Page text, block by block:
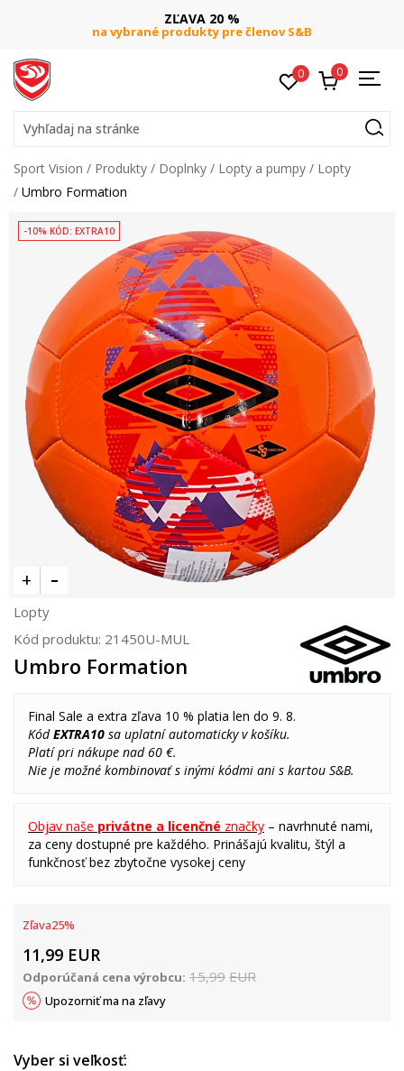
ZĽAVA 20 %
na vybrané produkty pre členov S&B
0 0
Vyhľadaj na stránke
Sport Vision Produkty Doplnky Lopty a pumpy
Lopty
Umbro Formation
-10% KÓD: EXTRA10
Lopty
Kód produktu: 21450U-MUL
Umbro Formation
Final Sale a extra zľava 10 % platia len do 9. 8.
KódEXTRA10 sa uplatní automaticky v košíku.
Platí pri nákupe nad 60 €.
Nie je možné kombinovať s inými kódmi ani s kartou S&B.
Objav naše privátne a licenčné značky – navrhnuté nami,
za ceny dostupné pre každého. Prinášajú kvalitu, štýl a
funkčnosť bez zbytočne vysokej ceny
Zľava25%
11,99 EUR
Odporúčaná cena výrobcu: 15,99 EUR
Upozorniť ma na zľavy
Vyber si veľkosť: